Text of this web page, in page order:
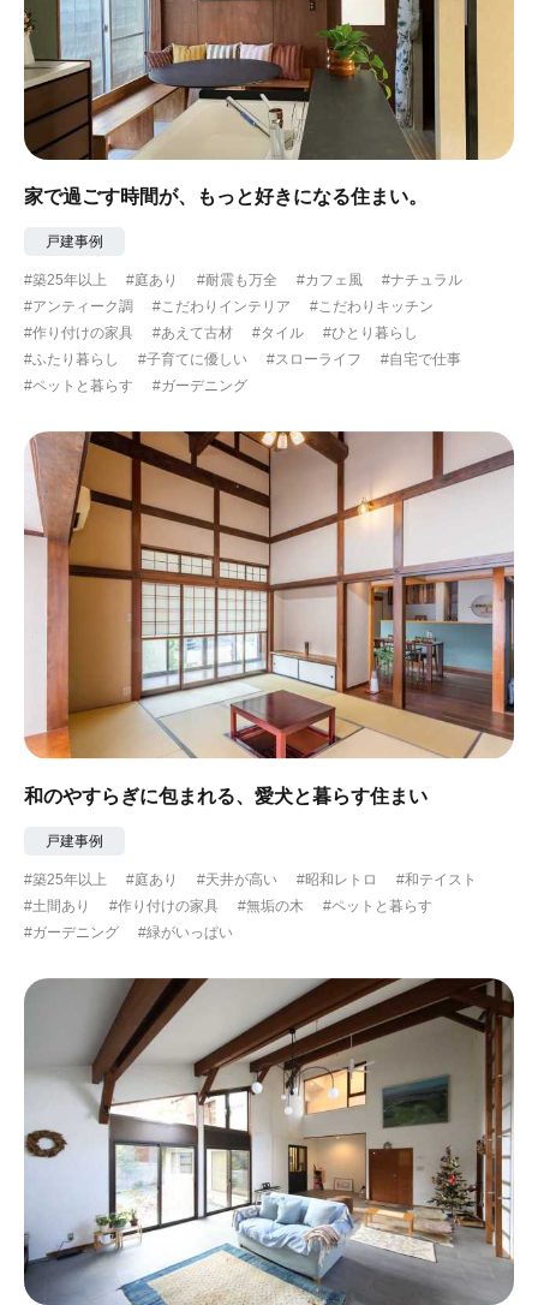
家で過ごす時間が、もっと好きになる住まい。
戸建事例
#築25年以上 #庭あり #耐震も万全 #カフェ風
#ナチュラル
#アンティーク調
#こだわりインテリア
#こだわりキッチン
#作り付けの家具
#あえて古材 #タイル
#ひとり暮らし
#ふたり暮らし
#子育てに優しい #スローライフ
#自宅で仕事
#ペットと暮らす
#ガーデニング
和のやすらぎに包まれる、愛犬と暮らす住まい
戸建事例
#築25年以上 #庭あり #天井が高い #昭和レトロ
#和テイスト
#土間あり
#作り付けの家具 #無垢の木
#ペットと暮らす
#ガーデニング
#緑がいっぱい